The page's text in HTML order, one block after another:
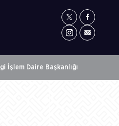
İşlem Daire Başkanlığı